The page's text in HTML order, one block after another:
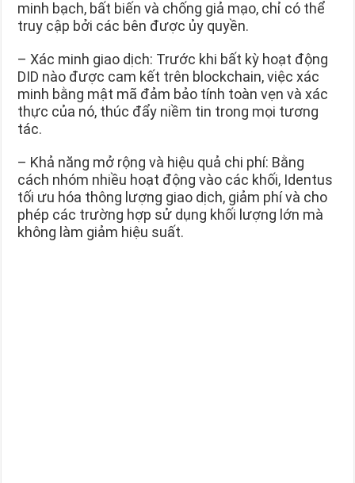
minh bạch, bất biến và chống giả mạo, chỉ có thể
truy cập bởi các bên được ủy quyền.
– Xác minh giao dịch: Trước khi bất kỳ hoạt động
DID nào được cam kết trên blockchain, việc xác
minh bằng mật mã đảm bảo tính toàn vẹn và xác
thực của nó, thúc đẩy niềm tin trong mọi tương
tác.
– Khả năng mở rộng và hiệu quả chi phí: Bằng
cách nhóm nhiều hoạt động vào các khối, Identus
tối ưu hóa thông lượng giao dịch, giảm phí và cho
phép các trường hợp sử dụng khối lượng lớn mà
không làm giảm hiệu suất.